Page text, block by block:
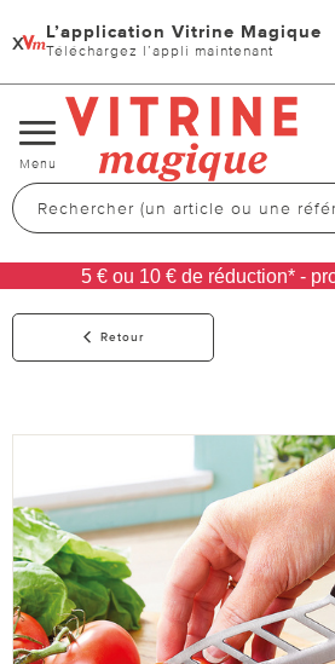
x L’application Vitrine Magique
Téléchargez l’appli maintenant
Changer
de
navigation
Menu
5 € ou 10 € de réduction* -
Retour